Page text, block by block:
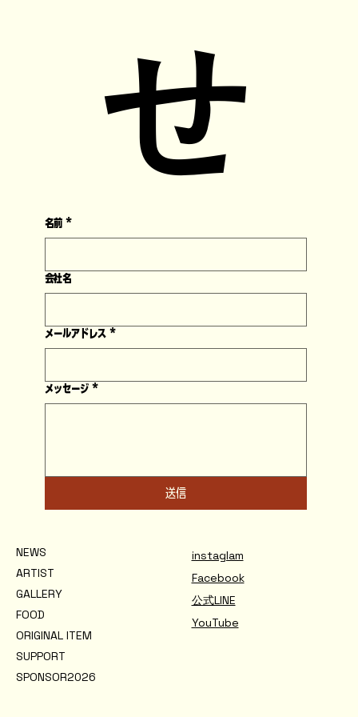
instaglam
Facebook
公式LINE
YouTube
せ
名前 *
会社名
メールアドレス *
メッセージ *
送信
NEWS
ARTIST
GALLERY
FOOD
ORIGINAL ITEM
SUPPORT
SPONSOR2026